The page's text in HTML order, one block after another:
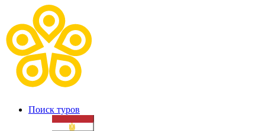
Поиск туров